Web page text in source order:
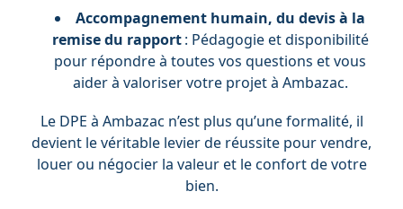
Accompagnement humain, du devis à la
remise du rapport: Pédagogie et disponibilité
pour répondre à toutes vos questions et vous
aider à valoriser votre projet à Ambazac.
Le DPE à Ambazac n’est plus qu’une formalité, il
devient le véritable levier de réussite pour vendre,
louer ou négocier la valeur et le confort de votre
bien.